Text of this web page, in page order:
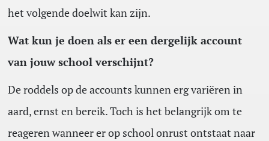
het volgende doelwit kan zijn.
Wat kun je doen als er een dergelijk account
van jouw school verschijnt?
De roddels op de accounts kunnen erg variëren in
aard, ernst en bereik. Toch is het belangrijk om te
reageren wanneer er op school onrust ontstaat naar